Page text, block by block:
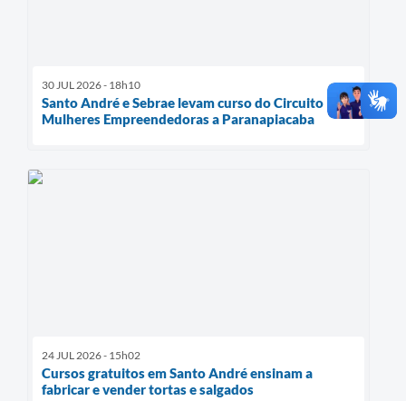
30 JUL 2026 - 18h10
Santo André e Sebrae levam curso do Circuito
Mulheres Empreendedoras a Paranapiacaba
24 JUL 2026 - 15h02
Cursos gratuitos em Santo André ensinam a
fabricar e vender tortas e salgados